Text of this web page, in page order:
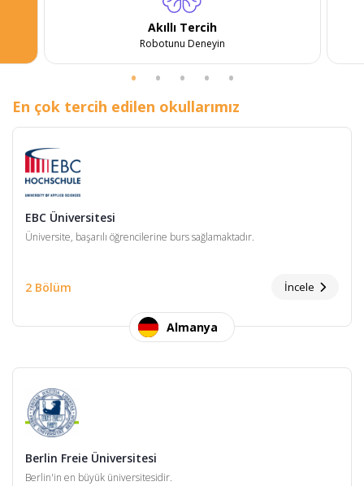
Akıllı Tercih
Robotunu Deneyin
En çok tercih edilen okullarımız
EBC Üniversitesi
Üniversite, başarılı öğrencilerine burs sağlamaktadır.
2 Bölüm İncele
Almanya
Berlin Freie Üniversitesi
Berlin'in en büyük üniversitesidir.